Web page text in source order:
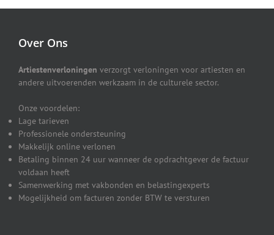
Over Ons
Artiestenverloningen verzorgt verloningen voor artiesten en
andere uitvoerenden werkzaam in de culturele sector.
Onze voordelen:
Lage tarieven
Professionele ondersteuning
Makkelijk online verlonen
Betaling binnen 24 uur wanneer de opdrachtgever de factuur
voldaan heeft
Samenwerking met vakbonden en belastingexperts
Mogelijkheid om facturen zonder BTW te versturen